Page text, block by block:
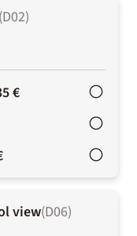
(D02)
€
view(D06)